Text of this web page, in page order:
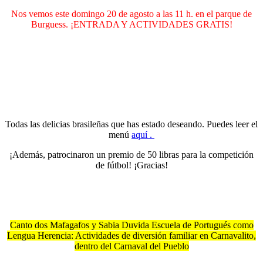
Nos vemos este domingo 20 de agosto a las 11 h. en el parque de
Burguess. ¡ENTRADA Y ACTIVIDADES GRATIS!
Todas las delicias brasileñas que has estado deseando. Puedes leer el
menú aquí .
¡Además, patrocinaron un premio de 50 libras para la competición
de fútbol! ¡Gracias!
Canto dos Mafagafos y Sabia Duvida Escuela de Portugués como
Lengua Herencia: Actividades de diversión familiar en Carnavalito,
dentro del Carnaval del Pueblo